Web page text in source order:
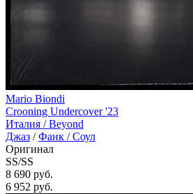
Mario Biondi
Crooning Undercover '23
Италия /Beyond
Джаз /Фанк / Соул
Оригинал
SS/SS
8 690 руб.
6 952 руб.